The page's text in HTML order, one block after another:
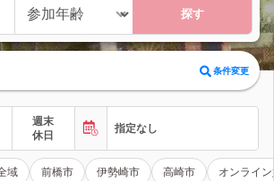
探す
条件変更
週末
休日
指定なし
域 前橋市 伊勢崎市 高崎市 オンライ